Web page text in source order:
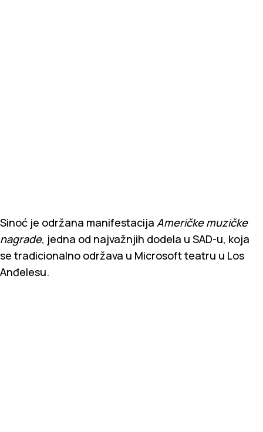
Sinoć je održana manifestacija Američke muzičke
nagrade, jedna od najvažnjih dodela u SAD-u, koja
se tradicionalno održava u Microsoft teatru u Los
Anđelesu.